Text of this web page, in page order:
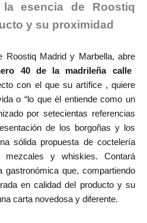
esencia de Roostiq
y su proximidad
Roostiq Madrid y Marbella, abre
40 de la madrileña calle
con el que su artífice , quiere
o “lo que él entiende como un
por setecientas referencias
de los borgoñas y los
sólida propuesta de coctelería
y whiskies. Contará
gastronómica que, compartiendo
en calidad del producto y su
carta novedosa y diferente.